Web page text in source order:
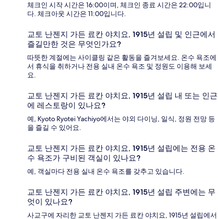
체크인 시작 시간은 16:00이며, 체크인 종료 시간은 22:00입니
다. 체크아웃 시간은 11:00입니다.
교토 난젠지 가든 료칸 야치요, 1915년 설립 및 인근에서
즐길만한 것은 무엇인가요?
따뜻한 계절에는 사이클링 같은 활동을 즐겨보세요. 온수 욕조에
서 휴식을 취하거나 전용 실내 온수 욕조 및 정원도 이용해 보세
요.
교토 난젠지 가든 료칸 야치요, 1915년 설립 내 또는 인근
에 레스토랑이 있나요?
예, Kyoto Ryotei Yachiyo에서는 야외 다이닝, 일식, 정원 전망 등
을 즐길 수 있어요.
교토 난젠지 가든 료칸 야치요, 1915년 설립에는 전용 온
수 욕조가 구비된 객실이 있나요?
예, 객실마다 전용 실내 온수 욕조를 갖추고 있습니다.
교토 난젠지 가든 료칸 야치요, 1915년 설립 주변에는 무
엇이 있나요?
사교구에 자리한 교토 난젠지 가든 료칸 야치요, 1915년 설립에서